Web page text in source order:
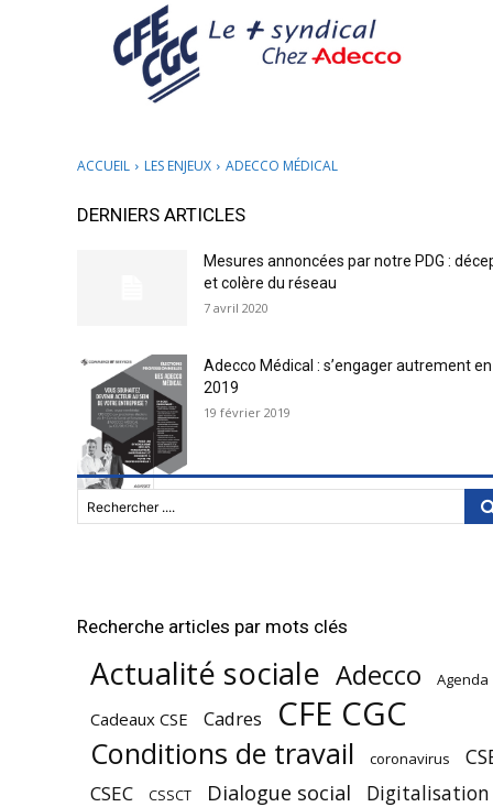
ACCUEIL LES ENJEUX ADECCO MÉDICAL
DERNIERS ARTICLES
Mesures annoncées par notre PDG :
et colère du réseau
7 avril 2020
Adecco Médical : s’engager autrement en
2019
19 février 2019
Rechercher ....
Recherche articles par mots clés
Actualité sociale Adecco Agenda
Cadeaux CSE Cadres CFE CGC
Conditions de travail coronavirus
CSEC CSSCT Dialogue social Digitalisation